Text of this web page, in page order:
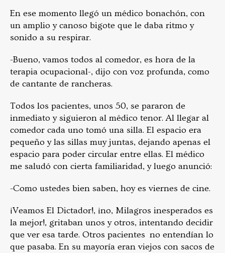
En ese momento llegó un médico bonachón, con
un amplio y canoso bigote que le daba ritmo y
sonido a su respirar.
-Bueno, vamos todos al comedor, es hora de la
terapia ocupacional-, dijo con voz profunda, como
de cantante de rancheras.
Todos los pacientes, unos 50, se pararon de
inmediato y siguieron al médico tenor. Al llegar al
comedor cada uno tomó una silla. El espacio era
pequeño y las sillas muy juntas, dejando apenas el
espacio para poder circular entre ellas. El médico
me saludó con cierta familiaridad, y luego anunció:
-Como ustedes bien saben, hoy es viernes de cine.
¡Veamos El Dictador!, ¡no, Milagros inesperados es
la mejor!, gritaban unos y otros, intentando decidir
que ver esa tarde. Otros pacientes no entendían lo
que pasaba. En su mayoría eran viejos con sacos de